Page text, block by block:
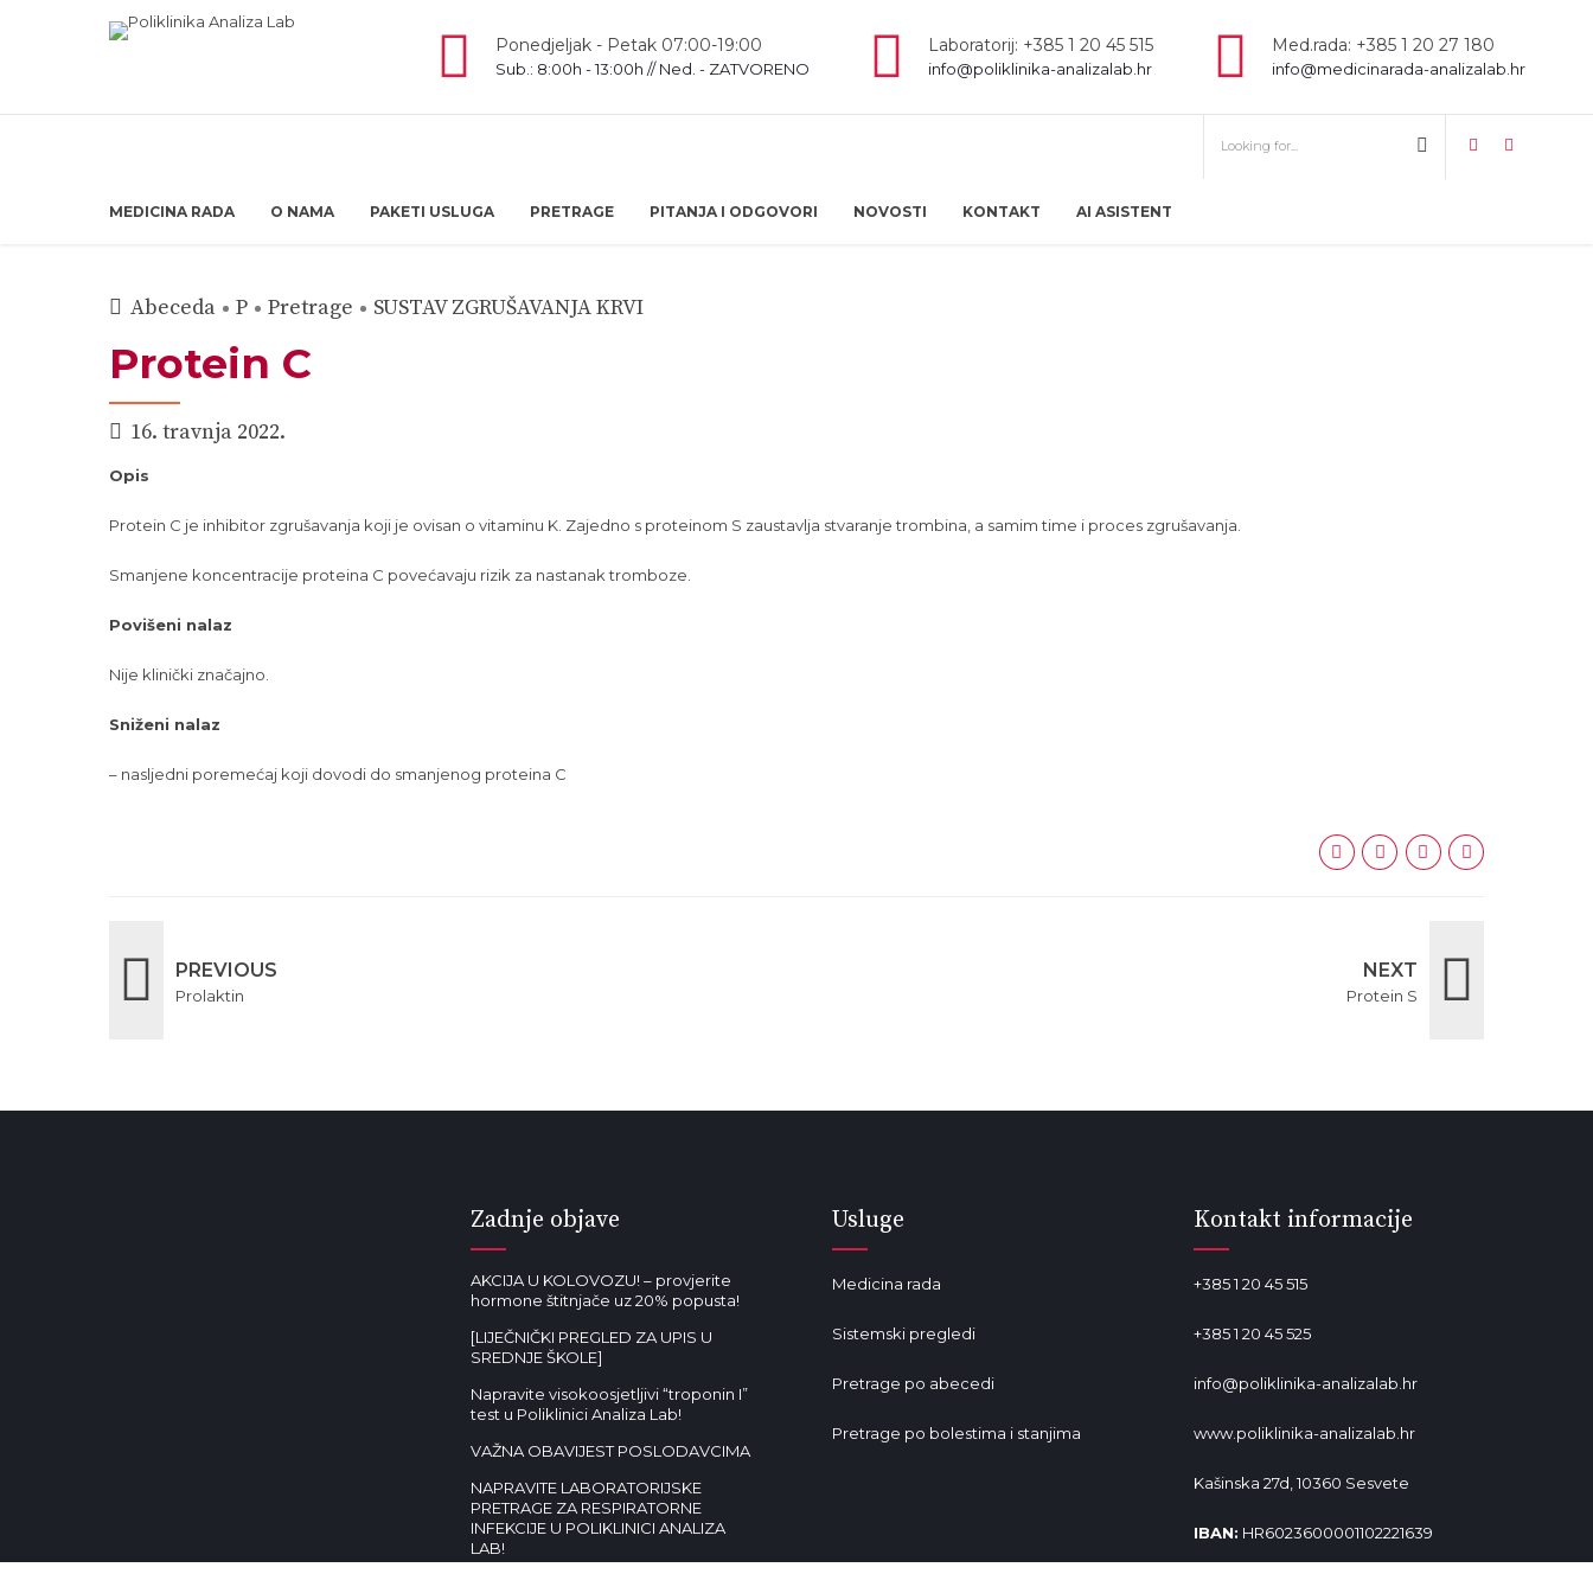
Ponedjeljak - Petak 07:00-19:00
Sub.: 8:00h - 13:00h // Ned. - ZATVORENO
Laboratorij: +385 1 20 45 515
info@poliklinika-analizalab.hr
Med.rada: +385 1 20 27 180
info@medicinarada-analizalab.hr
MEDICINA RADA O NAMA PAKETI USLUGA PRETRAGE PITANJA I ODGOVORI NOVOSTI KONTAKT AI ASISTENT
Abeceda P Pretrage SUSTAV ZGRUŠAVANJA KRVI
Protein C
16. travnja 2022.
Opis
Protein C je inhibitor zgrušavanja koji je ovisan o vitaminu K. Zajedno s proteinom S zaustavlja stvaranje trombina, a samim time i proces zgrušavanja.
Smanjene koncentracije proteina C povećavaju rizik za nastanak tromboze.
Povišeni nalaz
Nije klinički značajno.
Sniženi nalaz
– nasljedni poremećaj koji dovodi do smanjenog proteina C
PREVIOUS
Prolaktin
NEXT
Protein S
Zadnje objave
AKCIJA U KOLOVOZU! – provjerite
hormone štitnjače uz 20% popusta!
[LIJEČNIČKI PREGLED ZA UPIS U
SREDNJE ŠKOLE]
Napravite visokoosjetljivi “troponin I”
test u Poliklinici Analiza Lab!
VAŽNA OBAVIJEST POSLODAVCIMA
NAPRAVITE LABORATORIJSKE
PRETRAGE ZA RESPIRATORNE
INFEKCIJE U POLIKLINICI ANALIZA
LAB!
Usluge
Medicina rada
Sistemski pregledi
Pretrage po abecedi
Pretrage po bolestima i stanjima
Kontakt informacije
+385 1 20 45 515
+385 1 20 45 525
info@poliklinika-analizalab.hr
www.poliklinika-analizalab.hr
Kašinska 27d, 10360 Sesvete
IBAN: HR6023600001102221639